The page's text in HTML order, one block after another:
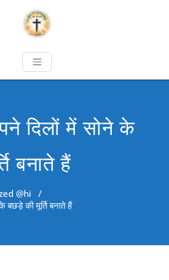
दिलों में सोने के
बनाते हैं
@hi /
की मूर्ति बनाते हैं